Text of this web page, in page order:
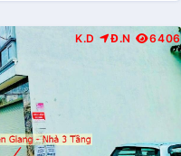
K.D Đ.N 6406